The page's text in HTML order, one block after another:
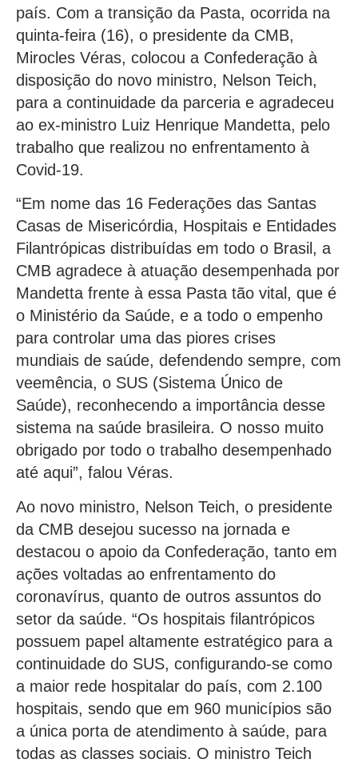
país. Com a transição da Pasta, ocorrida na
quinta-feira (16), o presidente da CMB,
Mirocles Véras, colocou a Confederação à
disposição do novo ministro, Nelson Teich,
para a continuidade da parceria e agradeceu
ao ex-ministro Luiz Henrique Mandetta, pelo
trabalho que realizou no enfrentamento à
Covid-19.
“Em nome das 16 Federações das Santas
Casas de Misericórdia, Hospitais e Entidades
Filantrópicas distribuídas em todo o Brasil, a
CMB agradece à atuação desempenhada por
Mandetta frente à essa Pasta tão vital, que é
o Ministério da Saúde, e a todo o empenho
para controlar uma das piores crises
mundiais de saúde, defendendo sempre, com
veemência, o SUS (Sistema Único de
Saúde), reconhecendo a importância desse
sistema na saúde brasileira. O nosso muito
obrigado por todo o trabalho desempenhado
até aqui”, falou Véras.
Ao novo ministro, Nelson Teich, o presidente
da CMB desejou sucesso na jornada e
destacou o apoio da Confederação, tanto em
ações voltadas ao enfrentamento do
coronavírus, quanto de outros assuntos do
setor da saúde. “Os hospitais filantrópicos
possuem papel altamente estratégico para a
continuidade do SUS, configurando-se como
a maior rede hospitalar do país, com 2.100
hospitais, sendo que em 960 municípios são
a única porta de atendimento à saúde, para
todas as classes sociais. O ministro Teich